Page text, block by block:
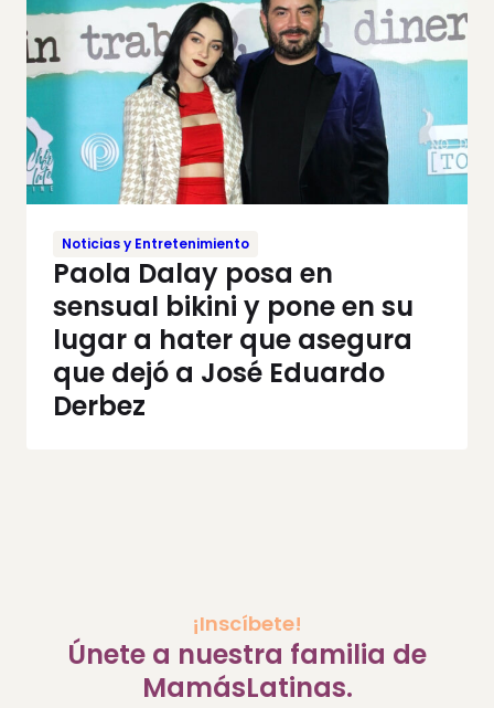
Noticias y Entretenimiento
Paola Dalay posa en
sensual bikini y pone en su
lugar a hater que asegura
que dejó a José Eduardo
Derbez
¡Inscíbete!
Únete a nuestra familia de
MamásLatinas.